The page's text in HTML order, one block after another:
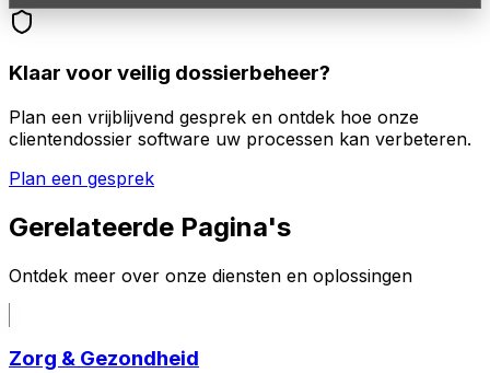
Klaar voor veilig dossierbeheer?
Plan een vrijblijvend gesprek en ontdek hoe onze
clientendossier software uw processen kan verbeteren.
Plan een gesprek
Gerelateerde Pagina's
Ontdek meer over onze diensten en oplossingen
Zorg & Gezondheid